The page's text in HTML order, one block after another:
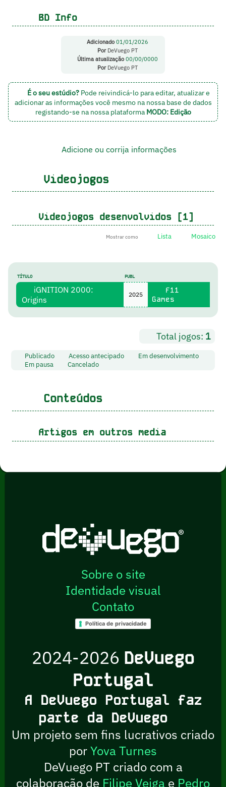
BD Info
Adicionado 01/01/2026
PorDeVuego PT
Última atualização 00/00/0000
PorDeVuego PT
É o seu estúdio?Pode reivindicá-lo para editar, atualizar e
adicionar as informações você mesmo na nossa base de dados
registando-se na nossa plataforma MODO: Edição
Adicione ou corrija informações
Videojogos
Videojogos desenvolvidos [1]
Mostrar como Lista Mosaico
TÍTULO PUBL
iGNITION 2000:
Origins
2025
F11
Games
Total jogos: 1
Publicado Acesso antecipado
Em desenvolvimento
Em pausa
Cancelado
Conteúdos
Artigos em outros media
Sobre o site
Identidade visual
Contato
Política de privacidade
2024-2026 DeVuego
Portugal
A DeVuego Portugal faz
parte da DeVuego
Um projeto sem fins lucrativos criado
porYova Turnes
DeVuego PT criado com a
colaboração de Filipe Veiga e Pedro